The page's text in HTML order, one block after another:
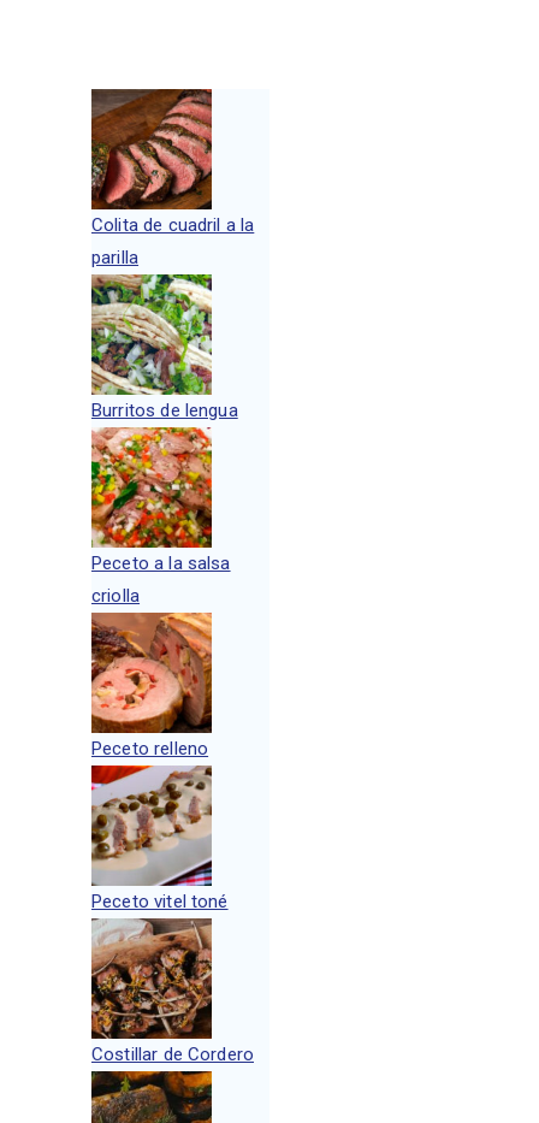
Colita de cuadril a la
parilla
Burritos de lengua
Peceto a la salsa
criolla
Peceto relleno
Peceto vitel toné
Costillar de Cordero